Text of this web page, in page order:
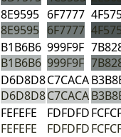
8E9595
8E9595
6F7777
6F7777
B1B6B6
B1B6B6
999F9F
999F9F
D6D8D8
D6D8D8
C7CACA
C7CACA
FEFEFE
FEFEFE
FDFDFD
FDFDFD